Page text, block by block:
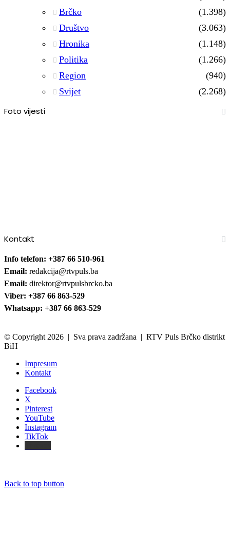
Brčko
(1.398)
Društvo
(3.063)
Hronika
(1.148)
Politika
(1.266)
Region
(940)
Svijet
(2.268)
Foto vijesti
Kontakt
Info telefon: +387 66 510-961
Email: redakcija@rtvpuls.ba
Email: direktor@rtvpulsbrcko.ba
Viber: +387 66 863-529
Whatsapp: +387 66 863-529
© Copyright 2026 | Sva prava zadržana | RTV Puls Brčko distrikt
BiH
Impresum
Kontakt
Facebook
X
Pinterest
YouTube
Instagram
TikTok
Back to top button